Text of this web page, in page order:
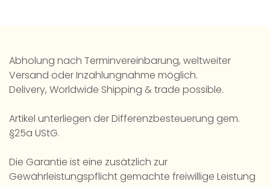
Abholung nach Terminvereinbarung, weltweiter
Versand oder Inzahlungnahme möglich.
Delivery, Worldwide Shipping & trade possible.
Artikel unterliegen der Differenzbesteuerung gem.
§25a UStG.
Die Garantie ist eine zusätzlich zur
Gewährleistungspflicht gemachte freiwillige Leistung